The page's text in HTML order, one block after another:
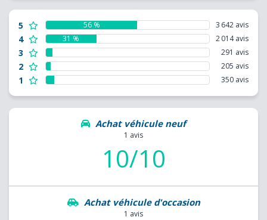
5 56 % 3 642 avis
4 31 % 2 014 avis
3 291 avis
2 205 avis
1 350 avis
Achat véhicule neuf
1 avis
10/10
Achat véhicule d'occasion
1 avis